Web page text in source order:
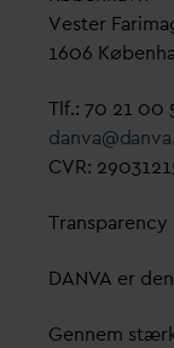
Vester
1606
Tlf.: 70 21 00
danva@danv
CVR:
DANVA er
Gennem